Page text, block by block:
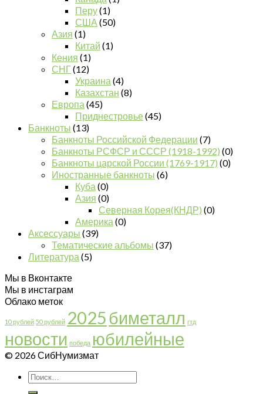
Перу(1)
США (50)
Азия (1)
Китай (1)
Кения (1)
СНГ(12)
Украина (4)
Казахстан (8)
Европа (45)
Приднестровье(45)
Банкноты (13)
Банкноты Российской Федерации (7)
Банкноты РСФСР и СССР (1918-1992) (0)
Банкноты царской России (1769-1917) (0)
Иностранные банкноты (6)
Куба (0)
Азия (0)
Северная Корея(КНДР) (0)
Америка (0)
Аксессуары (39)
Тематические альбомы (37)
Литература (5)
Мы в Вконтакте
Мы в инстаграм
Облако меток
10 рублей 50 рублей 2025биметалл гтд
новости победа юбилейные
© 2026 СибНумизмат